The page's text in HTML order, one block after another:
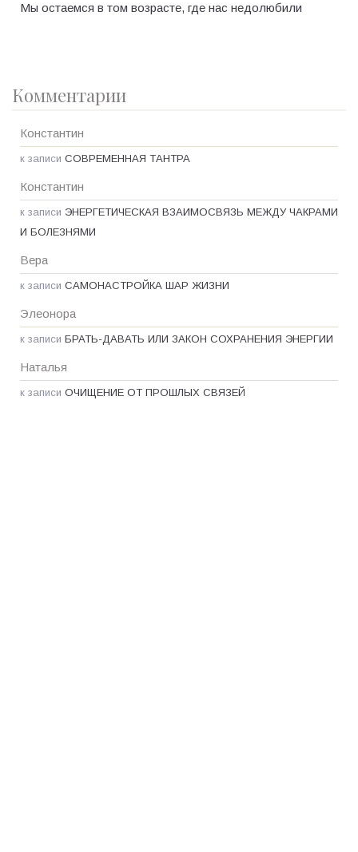
Мы остаемся в том возрасте, где нас недолюбили
Комментарии
Константин
к записи СОВРЕМЕННАЯ ТАНТРА
Константин
к записи ЭНЕРГЕТИЧЕСКАЯ ВЗАИМОСВЯЗЬ МЕЖДУ ЧАКРАМИ
И БОЛЕЗНЯМИ
Вера
к записи САМОНАСТРОЙКА ШАР ЖИЗНИ
Элеонора
к записи БРАТЬ-ДАВАТЬ ИЛИ ЗАКОН СОХРАНЕНИЯ ЭНЕРГИИ
Наталья
к записи ОЧИЩЕНИЕ ОТ ПРОШЛЫХ СВЯЗЕЙ